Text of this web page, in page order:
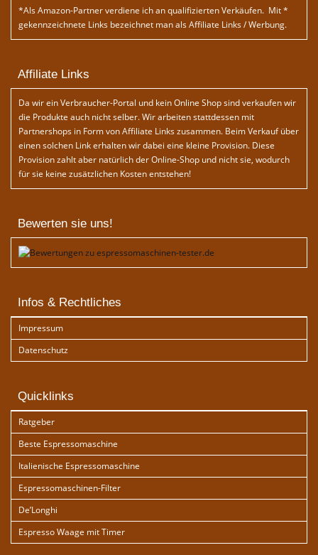
*Als Amazon-Partner verdiene ich an qualifizierten Verkäufen. Mit *
gekennzeichnete Links bezeichnet man als Affiliate Links / Werbung.
Affiliate Links
Da wir ein Verbraucher-Portal und kein Online Shop sind verkaufen wir
die Produkte auch nicht selber. Wir arbeiten stattdessen mit
Partnershops in Form von Affiliate Links zusammen. Beim Verkauf über
einen solchen Link erhalten wir dabei eine kleine Provision. Diese
Provision zahlt aber natürlich der Online-Shop und nicht sie, wodurch
für sie keine zusätzlichen Kosten entstehen!
Bewerten sie uns!
Infos & Rechtliches
Impressum
Datenschutz
Quicklinks
Ratgeber
Beste Espressomaschine
Italienische Espressomaschine
Espressomaschinen-Filter
De’Longhi
Espresso Waage mit Timer